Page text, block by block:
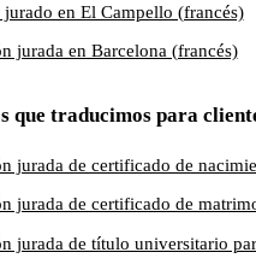
jurado en El Campello (francés)
jurada en Barcelona (francés)
que traducimos para
jurada de certificado de
jurada de certificado de
jurada de título universitario